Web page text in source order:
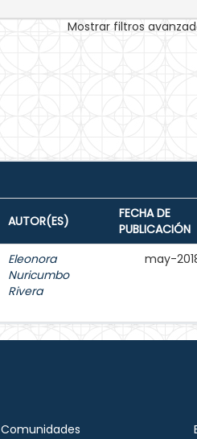
Mostrar filtros
AUTOR(ES)
FECHA DE
PUBLICACIÓN
Eleonora
Nuricumbo
Rivera
may-
Comunidades